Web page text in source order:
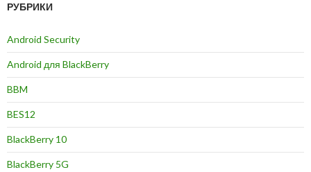
РУБРИКИ
Android Security
Android для BlackBerry
BBM
BES12
BlackBerry 10
BlackBerry 5G